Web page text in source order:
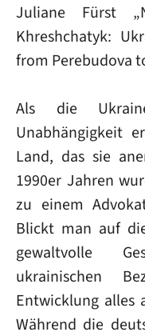
Juliane Fürst
Khreshchatyk:
from Perebudova
Als die
Unabhängigkeit
Land, das sie
1990er Jahren
zu einem
Blickt man auf
gewaltvolle
ukrainischen
Entwicklung alles
Während die